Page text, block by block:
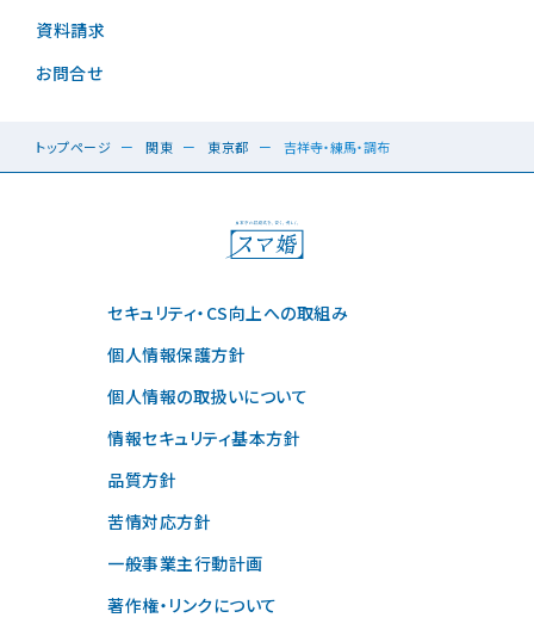
資料請求
お問合せ
トップページ 関東 東京都 吉祥寺・練馬・調布
セキュリティ・CS向上への取組み
個人情報保護方針
個人情報の取扱いについて
情報セキュリティ基本方針
品質方針
苦情対応方針
一般事業主行動計画
著作権・リンクについて